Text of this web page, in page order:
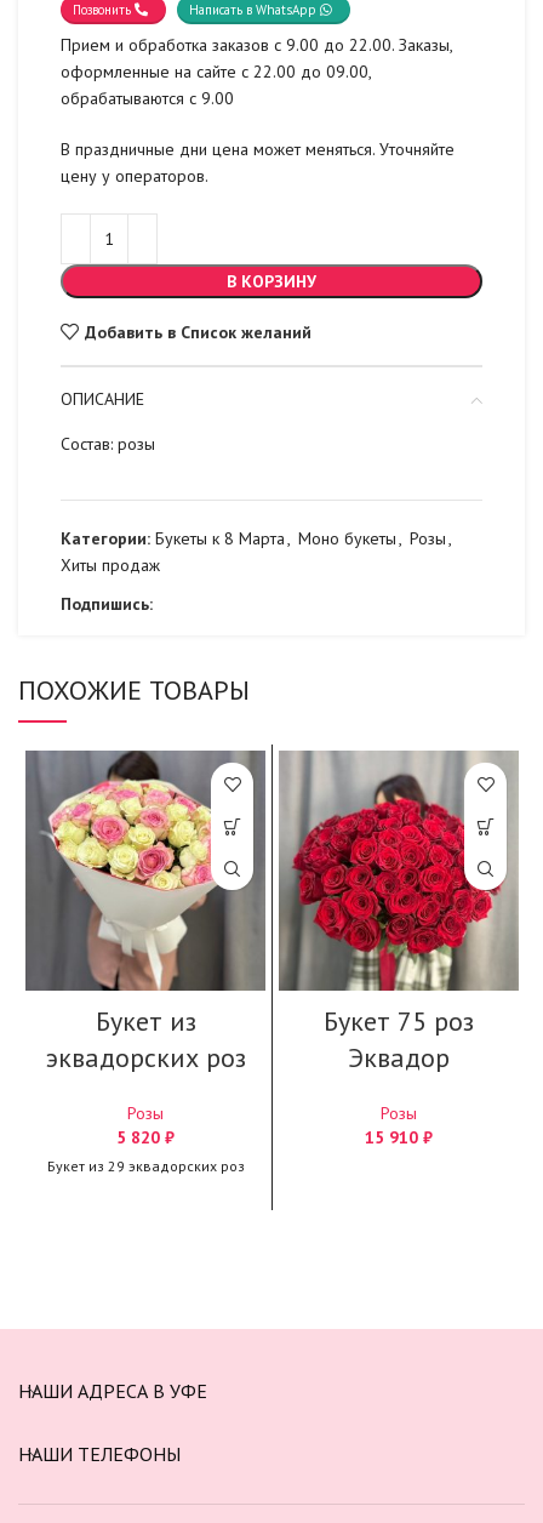
Позвонить Написать в WhatsApp
Прием и обработка заказов с 9.00 до 22.00. Заказы,
оформленные на сайте с 22.00 до 09.00,
обрабатываются с 9.00
В праздничные дни цена может меняться. Уточняйте
цену у операторов.
В КОРЗИНУ
Добавить в Список желаний
ОПИСАНИЕ
Состав: розы
Категории: Букеты к 8 Марта, Моно букеты, Розы,
Хиты продаж
Подпишись:
ПОХОЖИЕ ТОВАРЫ
Букет из
эквадорских роз
Розы
5 820 ₽
Букет из 29 эквадорских роз
Букет 75 роз
Эквадор
Розы
15 910 ₽
НАШИ АДРЕСА В УФЕ
НАШИ ТЕЛЕФОНЫ